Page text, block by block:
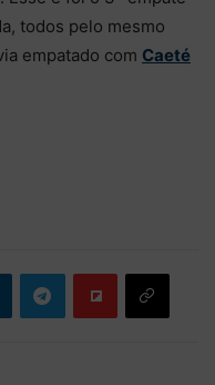
todos pelo mesmo
empatado com Caeté